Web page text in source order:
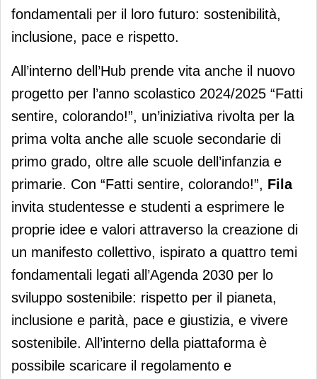
fondamentali per il loro futuro: sostenibilità,
inclusione, pace e rispetto.
All’interno dell’Hub prende vita anche il nuovo
progetto per l’anno scolastico 2024/2025 “Fatti
sentire, colorando!”, un’iniziativa rivolta per la
prima volta anche alle scuole secondarie di
primo grado, oltre alle scuole dell’infanzia e
primarie. Con “Fatti sentire, colorando!”, Fila
invita studentesse e studenti a esprimere le
proprie idee e valori attraverso la creazione di
un manifesto collettivo, ispirato a quattro temi
fondamentali legati all’Agenda 2030 per lo
sviluppo sostenibile: rispetto per il pianeta,
inclusione e parità, pace e giustizia, e vivere
sostenibile. All’interno della piattaforma è
possibile scaricare il regolamento e